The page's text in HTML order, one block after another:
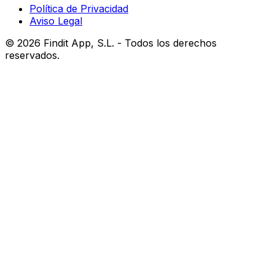
Política de Privacidad
Aviso Legal
© 2026 Findit App, S.L. - Todos los derechos
reservados.